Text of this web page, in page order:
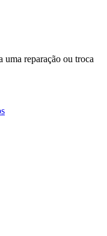
uma reparação ou troca